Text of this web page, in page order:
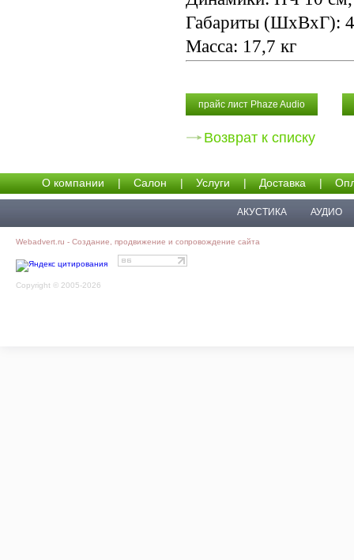
Габариты (ШхВхГ):
Масса: 17,7 кг
прайс лист Phaze Audio
Возврат к списку
О компании | Салон | Услуги | Доставка |
АКУСТИКА АУДИО
Webadvert.ru - Создание, продвижение и сопровождение сайта
Copyright © 2005-2026